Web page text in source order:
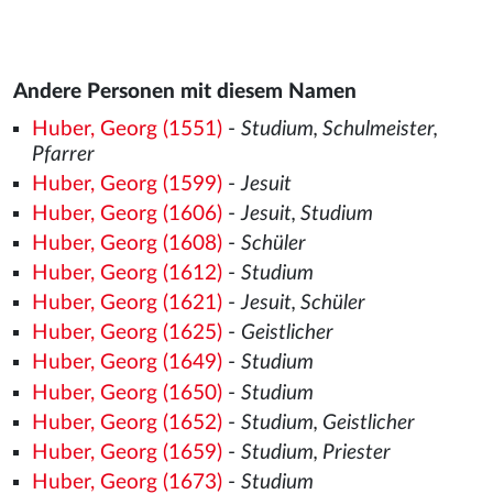
Andere Personen mit diesem Namen
Huber, Georg (1551)- Studium, Schulmeister,
Pfarrer
Huber, Georg (1599)-Jesuit
Huber, Georg (1606)-Jesuit, Studium
Huber, Georg (1608)- Schüler
Huber, Georg (1612)- Studium
Huber, Georg (1621)-Jesuit, Schüler
Huber, Georg (1625)- Geistlicher
Huber, Georg (1649)- Studium
Huber, Georg (1650)- Studium
Huber, Georg (1652)- Studium, Geistlicher
Huber, Georg (1659)- Studium, Priester
Huber, Georg (1673)- Studium